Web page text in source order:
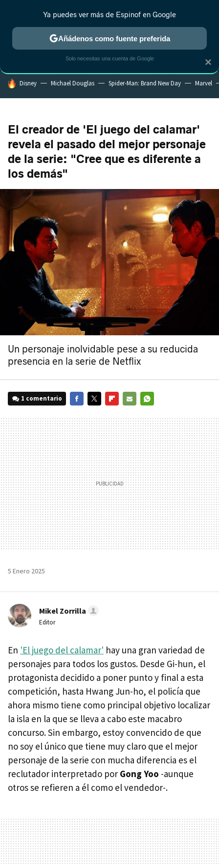
MENÚ NUEVO
ESTRENOS REALITY ANIME RANKINGS CINE
HOY SE HABLA DE
Disney Michael Douglas Spider-Man: Brand New Day Marvel
El creador de 'El juego del calamar'
revela el pasado del mejor personaje
de la serie: "Cree que es diferente a
los demás"
Un personaje inolvidable pese a su reducida
presencia en la serie de Netflix
1 comentario
MAIL
5 Enero 2025
Mikel Zorrilla
Editor
En 'El juego del calamar' hay una gran variedad de
personajes para todos los gustos. Desde Gi-hun, el
protagonista decidido a poner punto y final a esta
competición, hasta Hwang Jun-ho, el policía que
ahora mismo tiene como principal objetivo localizar
la isla en la que se lleva a cabo este macabro
concurso. Sin embargo, estoy convencido de que
no soy el único que tiene muy claro que el mejor
personaje de la serie con mucha diferencia es el
reclutador interpretado por Gong Yoo -aunque
otros se refieren a él como el vendedor-.
×
Ya puedes ver más de Espinof en Google
Añádenos como fuente preferida
Solo necesitas una cuenta de Google